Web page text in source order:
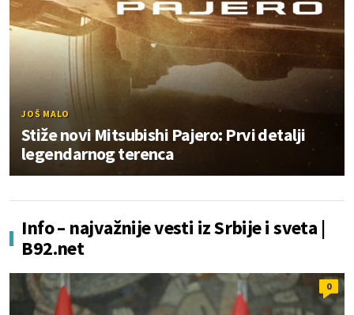
JOŠ MALO
Stiže novi Mitsubishi Pajero: Prvi detalji
legendarnog terenca
Info – najvažnije vesti iz Srbije i sveta |
B92.net
0